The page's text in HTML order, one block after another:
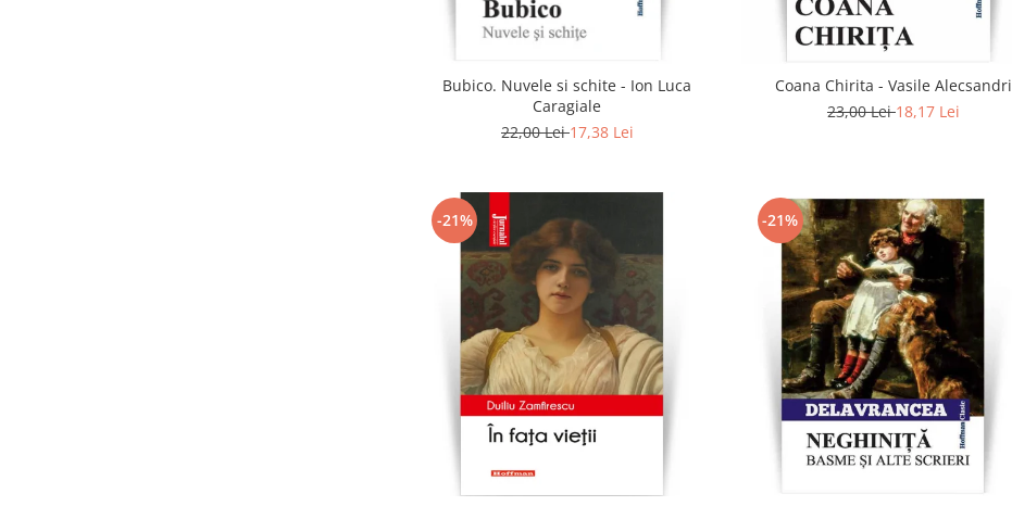
Bubico. Nuvele si schite - Ion Luca
Caragiale
22,00 Lei17,38 Lei
Coana Chirita - Vasile Alecsandri
23,00 Lei18,17 Lei
-21% -21%